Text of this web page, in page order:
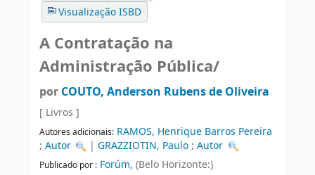
Visualização ISBD
A Contratação na
Administração Pública/
por COUTO, Anderson Rubens de Oliveira
[ Livros ]
Autores adicionais: RAMOS, Henrique Barros Pereira
; Autor |GRAZZIOTIN, Paulo;Autor
Publicado por : Forúm, (Belo Horizonte:)